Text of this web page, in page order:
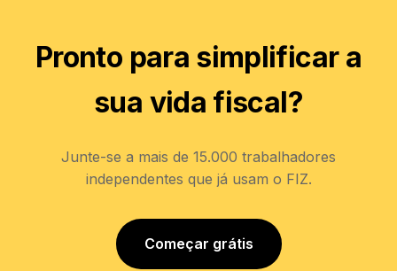
Pronto para simplificar a
sua vida fiscal?
Junte-se a mais de 15.000 trabalhadores
independentes que já usam o FIZ.
Começar grátis